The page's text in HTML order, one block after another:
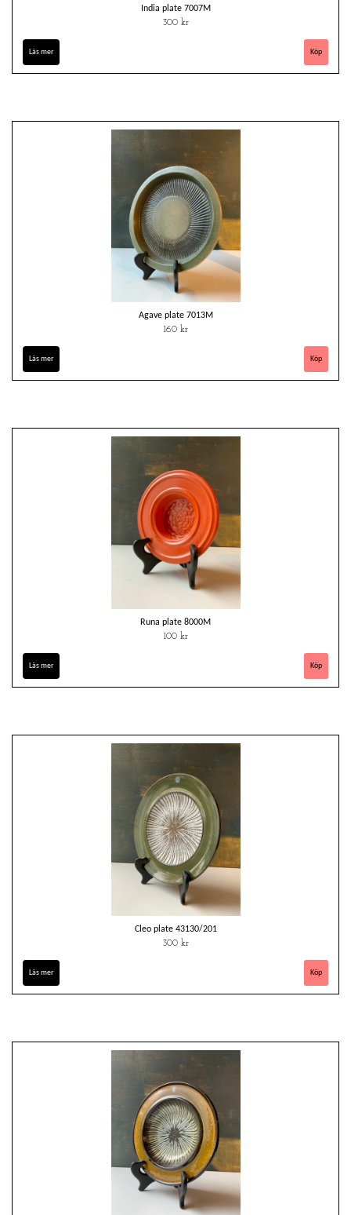
India plate 7007M
300 kr
Läs mer
Agave plate 7013M
160 kr
Läs mer
Runa plate 8000M
100 kr
Läs mer
Cleo plate 43130/201
300 kr
Läs mer